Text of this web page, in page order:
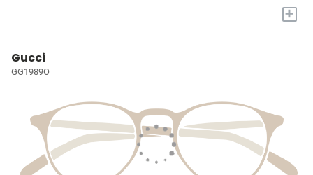
+
Gucci
GG1989O